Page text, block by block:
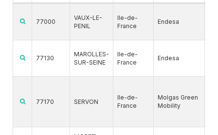
77000
VAUX-LE-
PENIL
Ile-de-
France
Endesa
77130
MAROLLES-
SUR-SEINE
Ile-de-
France
Endesa
77170 SERVON
Ile-de-
France
Molgas Green
Mobility